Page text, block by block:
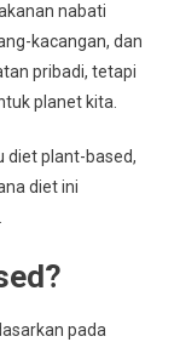
nabati
kacangan, dan
pribadi, tetapi
planet kita.
diet plant-based,
diet ini
pada